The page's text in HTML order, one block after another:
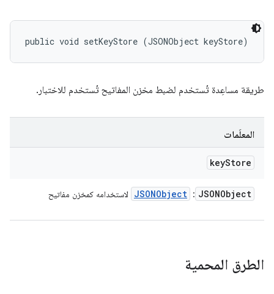
public void setKeyStore (JSONObject keyStore)
طريقة مساعِدة تُستخدم لضبط مخزن المفاتيح تُستخدم للاختبار.
المعلَمات
keyStore
JSONObject
:
JSONObject لاستخدامه كمخزن مفاتيح
الطرق المحمية